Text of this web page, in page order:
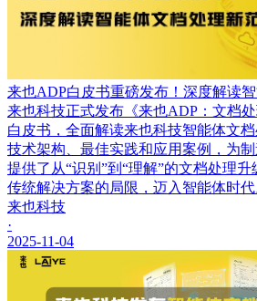
来也ADP白皮书重磅发布！深度解读
来也科技正式发布《来也ADP：文档处
白皮书，全面解读来也科技智能体文档
技术架构、最佳实践和应用案例，为
提供了从“识别”到“理解”的文档处理
传统解决方案的局限，迈入智能体时代
来也科技
·
2025-11-04